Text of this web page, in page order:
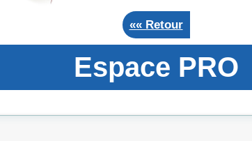
«« Retour
Espace PRO